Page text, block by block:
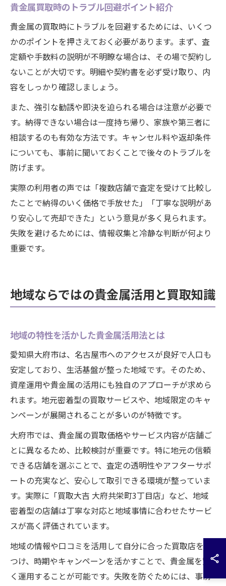
貴金属買取時のトラブル回避ポイント紹介
貴金属の買取時にトラブルを回避するためには、いくつ
かのポイントを押さえておく必要があります。まず、査
定額や手数料の説明が不明瞭な場合は、その場で契約し
ないことが大切です。明細や契約書を必ず受け取り、内
容をしっかり確認しましょう。
また、強引な勧誘や即決を迫られる場合は注意が必要で
す。納得できない場合は一度持ち帰り、家族や第三者に
相談するのも有効な方法です。キャンセル料や返却条件
についても、事前に聞いておくことで後々のトラブルを
防げます。
実際の利用者の声では「複数店舗で査定を受けて比較し
たことで納得のいく価格で手放せた」「丁寧な説明があ
り安心して売却できた」という意見が多く見られます。
失敗を避けるためには、情報収集と冷静な判断が何より
重要です。
地域ならではの貴金属活用と買取知識
地域の特性を活かした貴金属活用法とは
愛知県大府市は、名古屋市へのアクセスが良好で人口も
安定しており、生活基盤が整った地域です。そのため、
資産運用や貴金属の活用にも独自のアプローチが求めら
れます。地元密着型の買取サービスや、地域限定のキャ
ンペーンが展開されることが多いのが特徴です。
大府市では、貴金属の買取価格やサービス内容が店舗ご
とに異なるため、比較検討が重要です。特に地元の信頼
できる店舗を選ぶことで、査定の透明性やアフターサポ
ートの充実など、安心して取引できる環境が整っていま
す。実際に「買取大吉 大府共栄町3丁目店」など、地域
密着型の店舗は丁寧な対応と地域事情に合わせたサービ
スが高く評価されています。
地域の情報や口コミを活用して自分に合った買取店を見
つけ、時期やキャンペーンを活かすことで、貴金属を賢
く運用することが可能です。失敗を防ぐためには、事前